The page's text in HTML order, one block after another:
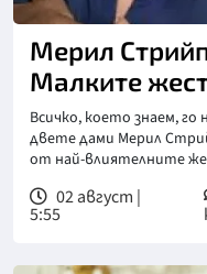
Мерил
Малките
Всичко, което знаем,
двете дами Мерил
от най-влиятелните
02 август |
5:55